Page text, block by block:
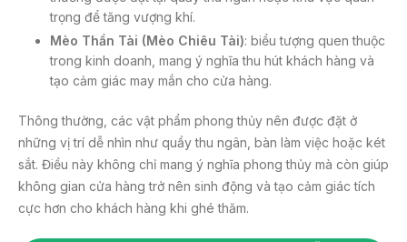
trọng để tăng vượng khí.
Mèo Thần Tài (Mèo Chiêu Tài): biểu tượng quen thuộc
trong kinh doanh, mang ý nghĩa thu hút khách hàng và
tạo cảm giác may mắn cho cửa hàng.
Thông thường, các vật phẩm phong thủy nên được đặt ở
những vị trí dễ nhìn như quầy thu ngân, bàn làm việc hoặc két
sắt. Điều này không chỉ mang ý nghĩa phong thủy mà còn giúp
không gian cửa hàng trở nên sinh động và tạo cảm giác tích
cực hơn cho khách hàng khi ghé thăm.